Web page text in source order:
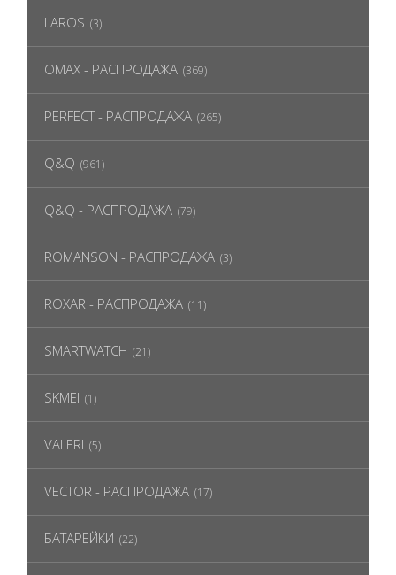
LAROS (3)
OMAX - РАСПРОДАЖА (369)
PERFECT - РАСПРОДАЖА (265)
Q&Q (961)
Q&Q - РАСПРОДАЖА (79)
ROMANSON - РАСПРОДАЖА (3)
ROXAR - РАСПРОДАЖА (11)
SMARTWATCH (21)
SKMEI (1)
VALERI (5)
VECTOR - РАСПРОДАЖА (17)
БАТАРЕЙКИ (22)